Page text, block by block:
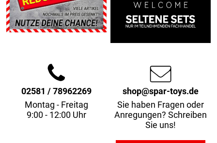
02581 / 78962269
Montag - Freitag
9:00 - 12:00 Uhr
shop@spar-toys.de
Sie haben Fragen oder
Anregungen? Schreiben
Sie uns!